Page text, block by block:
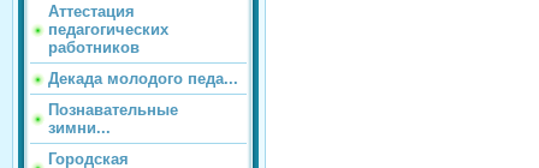
Аттестация
педагогических
работников
Декада молодого педа...
Познавательные
зимни...
Городская